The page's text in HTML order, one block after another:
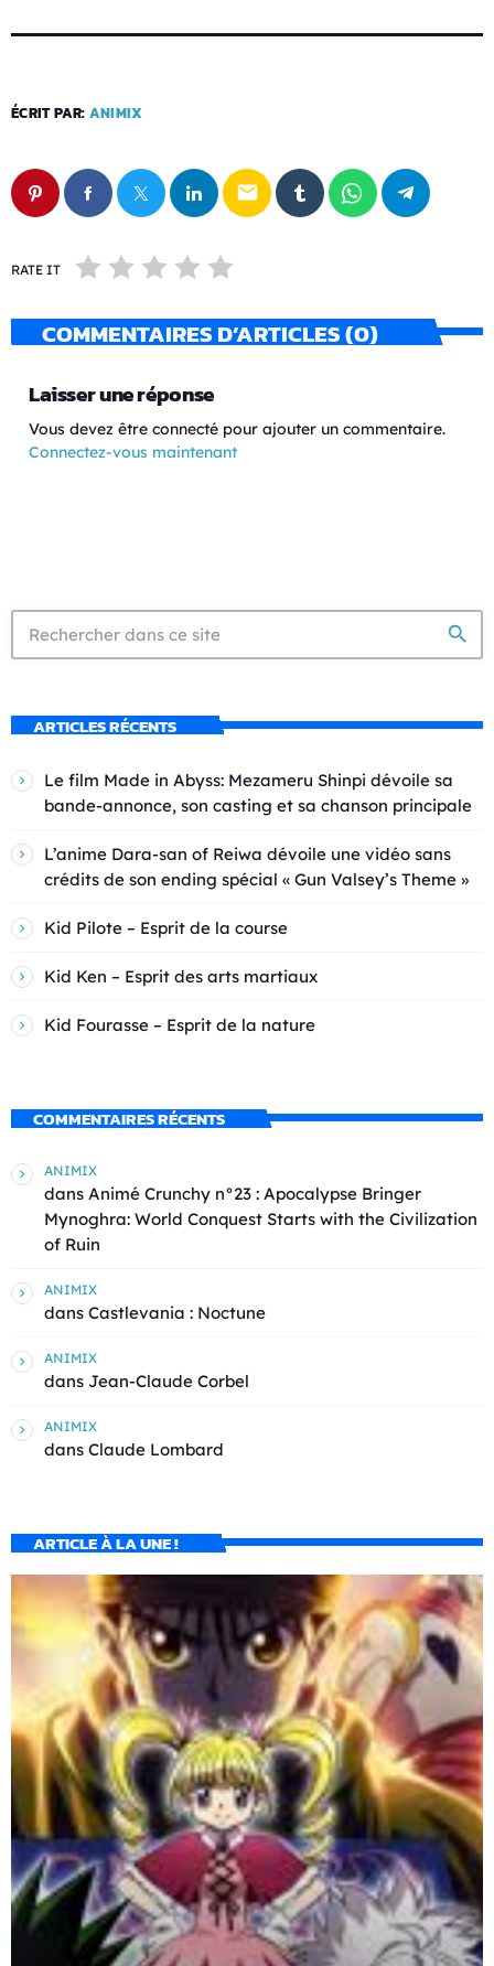
ÉCRIT PAR: ANIMIX
email
RATE IT
COMMENTAIRES D’ARTICLES (0)
Laisser une réponse
Vous devez être connecté pour ajouter un commentaire.
Connectez-vous maintenant
search
ARTICLES RÉCENTS
Le film Made in Abyss: Mezameru Shinpi dévoile sa
bande-annonce, son casting et sa chanson principale
L’anime Dara-san of Reiwa dévoile une vidéo sans
crédits de son ending spécial « Gun Valsey’s Theme »
Kid Pilote – Esprit de la course
Kid Ken – Esprit des arts martiaux
Kid Fourasse – Esprit de la nature
COMMENTAIRES RÉCENTS
ANIMIX
dans Animé Crunchy n°23 : Apocalypse Bringer
Mynoghra: World Conquest Starts with the Civilization
of Ruin
ANIMIX
dans Castlevania : Noctune
ANIMIX
dans Jean-Claude Corbel
ANIMIX
dans Claude Lombard
ARTICLE À LA UNE !